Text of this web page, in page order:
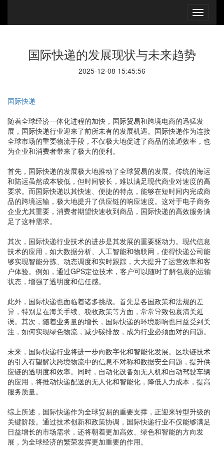
国际快递的发展现状与未来趋势
2025-12-08 15:45:56
国际快递
随着全球经济一体化进程的加快，国际贸易和跨境电商的迅猛发
展，国际快递行业迎来了前所未有的发展机遇。国际快递作为连接
全球市场的重要物流手段，不仅极大地促进了商品的流通效率，也
为企业和消费者带来了极大的便利。
首先，国际快递的发展极大地推动了全球贸易的发展。传统的海运
和陆运虽然成本较低，但时间较长，难以满足现代商业对速度的高
要求。而国际快递以其快速、便捷的特点，能够在短时间内完成商
品的跨境运输，极大地提升了供应链的响应速度。这对于电子商务
企业尤其重要，消费者期望快速收到商品，国际快递的高效服务满
足了这种需求。
其次，国际快递行业技术的进步是其发展的重要驱动力。现代信息
技术的应用，如大数据分析、人工智能和物联网，使得快递公司能
够实现智能分拣、动态调度和实时跟踪，大大提升了运营效率和客
户体验。例如，通过GPS定位技术，客户可以随时了解包裹的运输
状态，增强了透明度和信任感。
此外，国际快递也面临着诸多挑战。首先是各国政策和法规的差
异，特别是在海关手续、税收政策等方面，常常导致包裹清关延
误。其次，随着业务量的增长，国际快递的环境影响也日益受到关
注，如何实现绿色物流，减少碳排放，成为行业必须面对的问题。
未来，国际快递行业将进一步向数字化和智能化发展。区块链技术
的引入有望解决跨境物流中的信息不对称和数据安全问题，提升供
应链的透明度和效率。同时，自动化设备如无人机和自动驾驶车辆
的应用，将推动快递配送的无人化和智能化，降低人力成本，提高
服务质量。
综上所述，国际快递作为全球贸易的重要支撑，正迎来转型升级的
关键阶段。通过技术创新和政策协调，国际快递行业不仅能够满足
日益增长的市场需求，还将朝着更加高效、绿色和智能的方向发
展，为全球经济的繁荣发挥更加重要的作用。